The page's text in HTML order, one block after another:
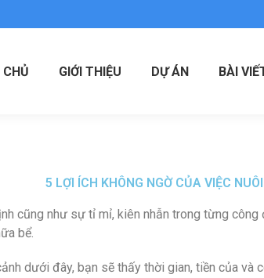
GIỚI THIỆU DỰ ÁN BÀI
5 LỢI ÍCH KHÔNG NGỜ CỦA VIỆC
cũng như sự tỉ mỉ, kiên nhẫn trong từng
bể.
dưới đây, bạn sẽ thấy thời gian, tiền của và